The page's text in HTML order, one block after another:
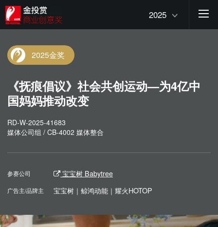
2025
2025金奖
《抚痕倡议》社会共创运动—为4亿中
国妈妈推动改变
RD-W-2025-41683
媒体公司组 / CB-4002 媒体整合
参赛公司 宝宝树 Babytree
广告主/品牌主 宝宝树｜鲸鸿动能｜耀火HOTOP